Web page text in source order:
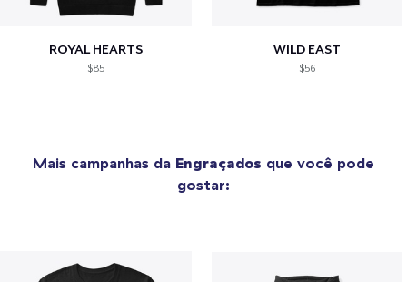
ROYAL HEARTS
$85
WILD EAST
$56
Mais campanhas da Engraçados que você pode
gostar: